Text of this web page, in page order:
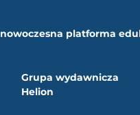
nowoczesna platforma
Grupa wydawnicza
Helion